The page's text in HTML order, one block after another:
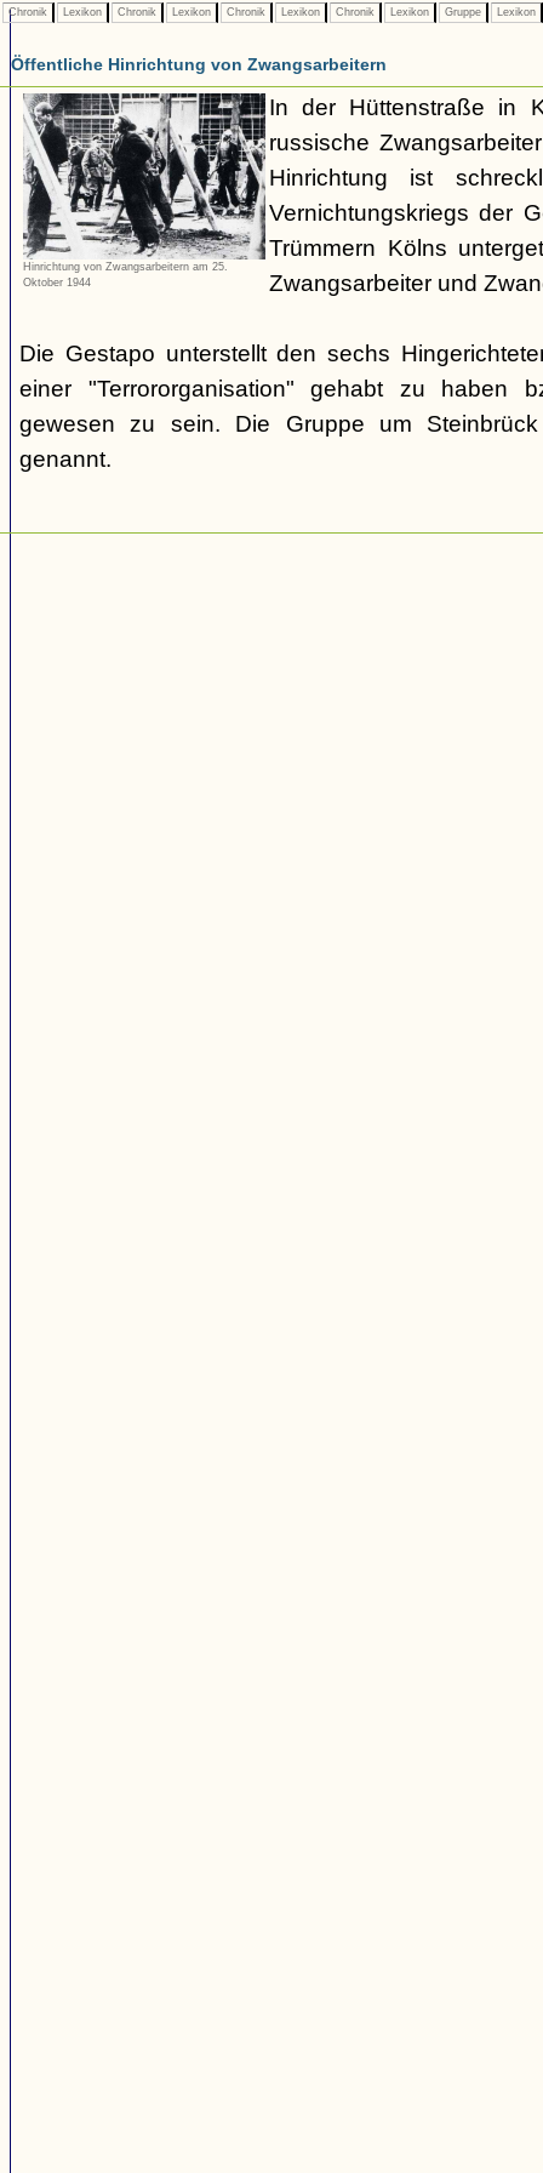
Chronik Lexikon Chronik Lexikon Chronik Lexikon Chronik Lexikon Gruppe Lexikon
Öffentliche Hinrichtung von Zwangsarbeitern
Hinrichtung von Zwangsarbeitern am 25.
Oktober 1944
In der Hüttenstraße in
russische
Hinrichtung ist
Vernichtungskriegs der
Trümmern Kölns
Zwangsarbeiter und
Die Gestapo unterstellt den sechs
einer "Terrororganisation" gehabt zu haben
gewesen zu sein. Die Gruppe um
genannt.